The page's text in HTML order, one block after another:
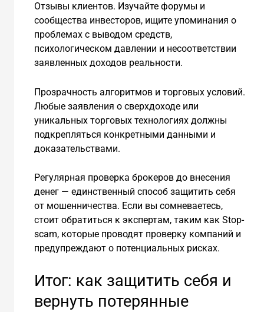
Отзывы клиентов. Изучайте форумы и
сообщества инвесторов, ищите упоминания о
проблемах с выводом средств,
психологическом давлении и несоответствии
заявленных доходов реальности.
Прозрачность алгоритмов и торговых условий.
Любые заявления о сверхдоходе или
уникальных торговых технологиях должны
подкрепляться конкретными данными и
доказательствами.
Регулярная проверка брокеров до внесения
денег — единственный способ защитить себя
от мошенничества. Если вы сомневаетесь,
стоит обратиться к экспертам, таким как Stop-
scam, которые проводят проверку компаний и
предупреждают о потенциальных рисках.
Итог: как защитить себя и
вернуть потерянные